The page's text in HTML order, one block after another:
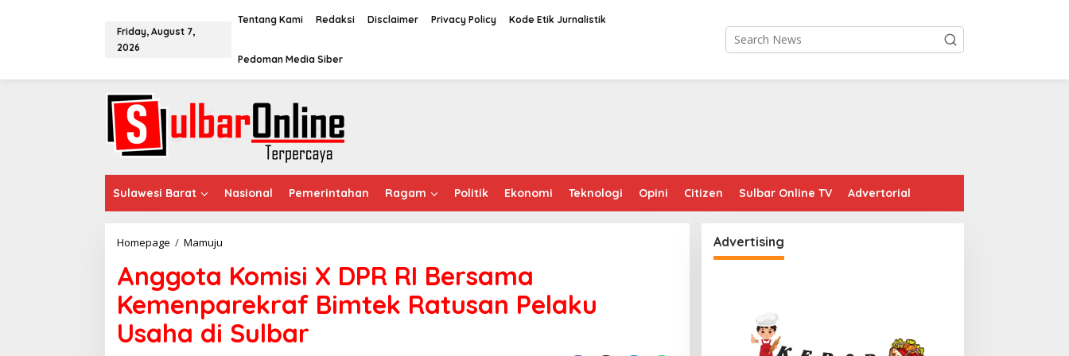
o
Friday, August 7,
2026
Tentang Kami Redaksi Disclaimer Privacy Policy Kode Etik Jurnalistik
Pedoman Media Siber
Sulawesi Barat Nasional Pemerintahan Ragam Politik Ekonomi Teknologi Opini Citizen Sulbar Online TV Advertorial
Homepage / Mamuju
o
t
Anggota Komisi X DPR RI Bersama
Kemenparekraf Bimtek Ratusan Pelaku
Usaha di Sulbar
Advertising